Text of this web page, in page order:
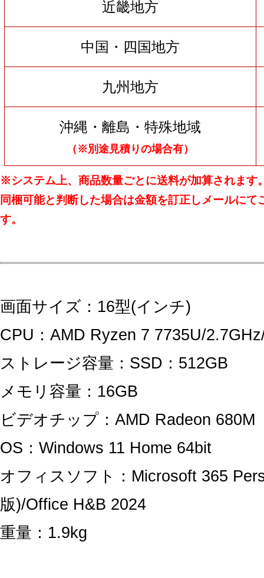
近畿地方
中国・四国地方
九州地方
沖縄・離島・特殊地域
（※別途見積りの場合有）
※システム上、商品数量ごとに送料が加算されます
同梱可能と判断した場合は金額を訂正しメールにて
す。
画面サイズ：16型(インチ)
CPU：AMD Ryzen 7 7735U/
ストレージ容量：SSD：512GB
メモリ容量：16GB
ビデオチップ：AMD Radeon 680M
OS：Windows 11 Home 64bit
オフィスソフト：Microsoft 365
版)/Office H&B 2024
重量：1.9kg